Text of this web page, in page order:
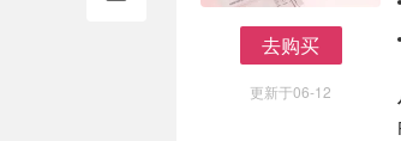
去购买
更新于06-12